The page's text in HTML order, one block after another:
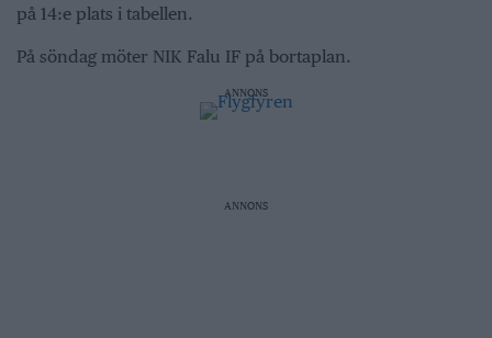
på 14:e plats i tabellen.
På söndag möter NIK Falu IF på bortaplan.
ANNONS
ANNONS